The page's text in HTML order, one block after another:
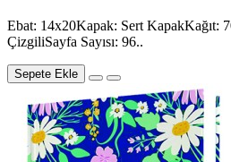
Ebat: 14x20Kapak: Sert KapakKağıt:
ÇizgiliSayfa Sayısı: 96..
Sepete Ekle